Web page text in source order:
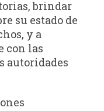
brindar
su estado de
y a
con las
autoridades